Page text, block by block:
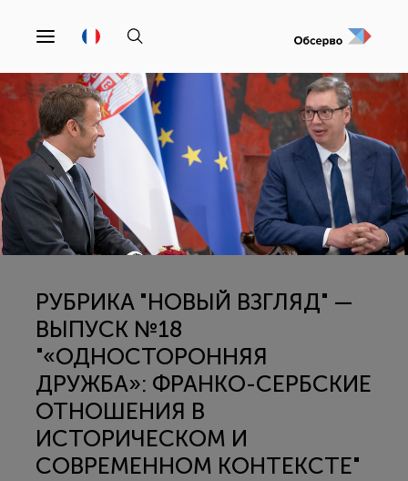
РУБРИКА "НОВЫЙ ВЗГЛЯД" —
ВЫПУСК №18
"«ОДНОСТОРОННЯЯ
ДРУЖБА»: ФРАНКО-СЕРБСКИЕ
ОТНОШЕНИЯ В
ИСТОРИЧЕСКОМ И
СОВРЕМЕННОМ КОНТЕКСТЕ"